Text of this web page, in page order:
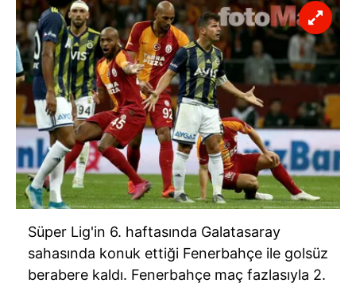
Süper Lig'in 6. haftasında Galatasaray
sahasında konuk ettiği Fenerbahçe ile golsüz
berabere kaldı. Fenerbahçe maç fazlasıyla 2.